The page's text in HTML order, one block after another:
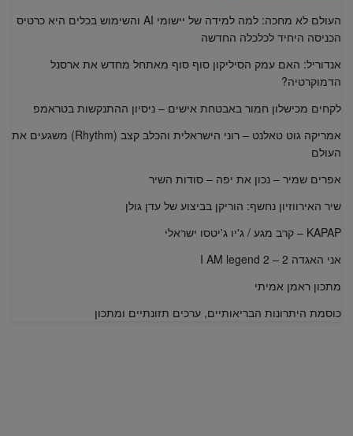
העולם לא מחכה: למה למידה של יישומי AI והשימוש בכלים היא כרטיס
הכניסה היחיד לכלכלה החדשה
אנדוריל: האם עמק הסיליקון סוף סוף מאתחל מחדש את ארסנל
הדמוקרטיה?
לקחים מכישלון חמור באבטחת אישים – ניסיון ההתנקשות בטראמפ
אמריקה גוט טאלנט – רוני הישראלית והכלב קצב (Rhythm) משגעים את
העולם
אפרים שמיר – נכון את יפה – סודות השיר
שיר האירווזיון נחשף: הוריקן בביצוע של עדן גולן
KAPAP – קרב מגע / ג'יו ג'יטסו ישראלי
אני האגדה 2 – I AM legend 2
מתכון ראמן אמיתי
כוסמת היתרונות הבריאותיים, ערכים תזונתיים ומתכון